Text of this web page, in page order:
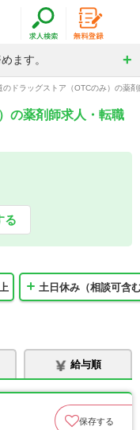
ます。
のドラッグストア（OTCのみ）の薬
の薬剤師求人・転職
る
土日休み（相談可含
給与順
保存する